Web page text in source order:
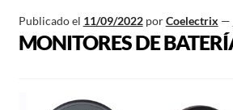
Publicado el 11/09/2022 porCoelectrix —
MONITORES DE